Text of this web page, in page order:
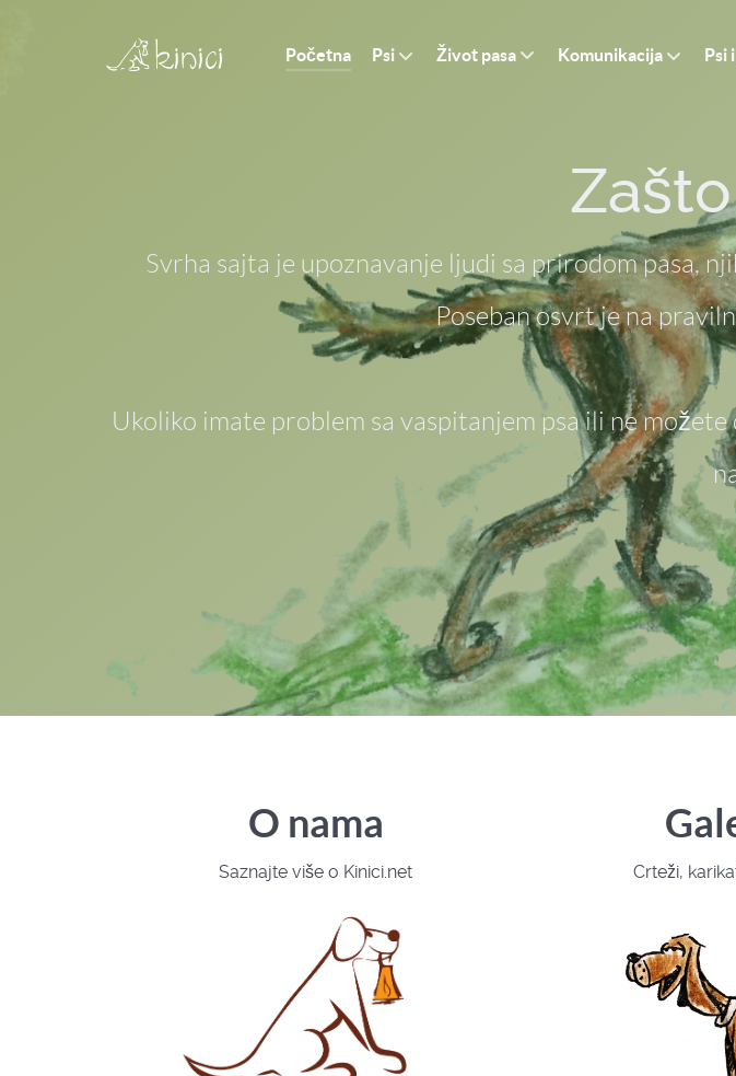
Početna Psi Život pasa Komunikacija Psi
Svrha sajta je upoznavanje ljudi sa prirodom pasa,
Poseban osvrt je na
Ukoliko imate problem sa vaspitanjem psa ili ne
O nama
Saznajte više o Kinici.net Crteži,